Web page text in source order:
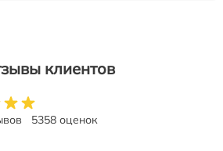
клиентов
5358 оценок